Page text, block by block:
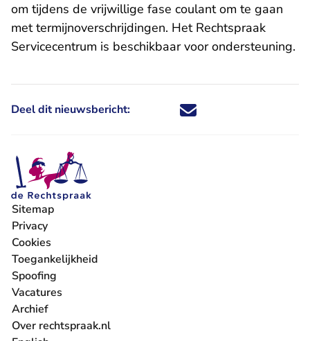
om tijdens de vrijwillige fase coulant om te gaan
met termijnoverschrijdingen. Het Rechtspraak
Servicecentrum is beschikbaar voor ondersteuning.
Deel dit nieuwsbericht: Deel dit nieuwsbericht via X -
Deel dit nieuwsbericht via
Deel dit nieuwsbericht
Deel dit
Sitemap
Privacy
Cookies
Toegankelijkheid
Spoofing
Vacatures
- U verlaat Rechtspraak.nl
Archief
Over rechtspraak.nl